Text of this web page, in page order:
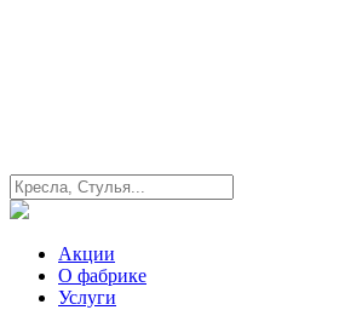
Акции
О фабрике
Услуги